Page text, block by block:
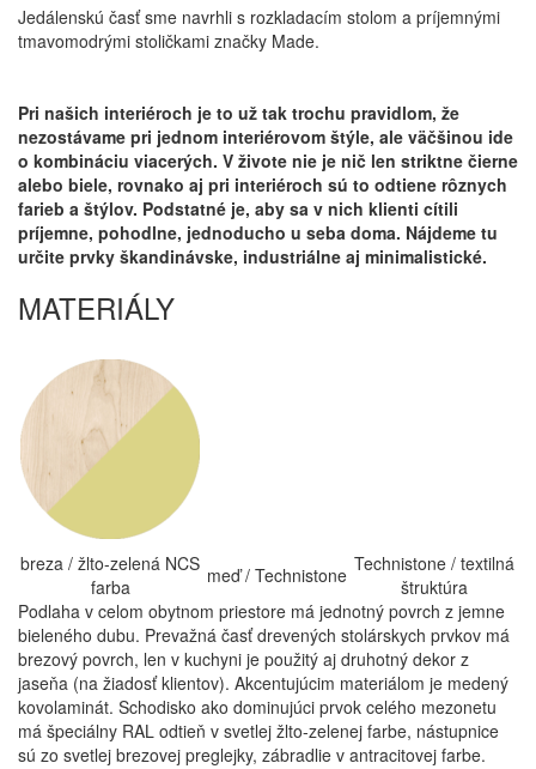
Jedálenskú časť sme navrhli s rozkladacím stolom a príjemnými
tmavomodrými stoličkami značky Made.
Pri našich interiéroch je to už tak trochu pravidlom, že
nezostávame pri jednom interiérovom štýle, ale väčšinou ide
o kombináciu viacerých. V živote nie je nič len striktne čierne
alebo biele, rovnako aj pri interiéroch sú to odtiene rôznych
farieb a štýlov. Podstatné je, aby sa v nich klienti cítili
príjemne, pohodlne, jednoducho u seba doma. Nájdeme tu
určite prvky škandinávske, industriálne aj minimalistické.
MATERIÁLY
breza / žlto-zelená NCS
farba
meď / Technistone Technistone / textilná
štruktúra
Podlaha v celom obytnom priestore má jednotný povrch z jemne
bieleného dubu. Prevažná časť drevených stolárskych prvkov má
brezový povrch, len v kuchyni je použitý aj druhotný dekor z
jaseňa (na žiadosť klientov). Akcentujúcim materiálom je medený
kovolaminát. Schodisko ako dominujúci prvok celého mezonetu
má špeciálny RAL odtieň v svetlej žlto-zelenej farbe, nástupnice
sú zo svetlej brezovej preglejky, zábradlie v antracitovej farbe.